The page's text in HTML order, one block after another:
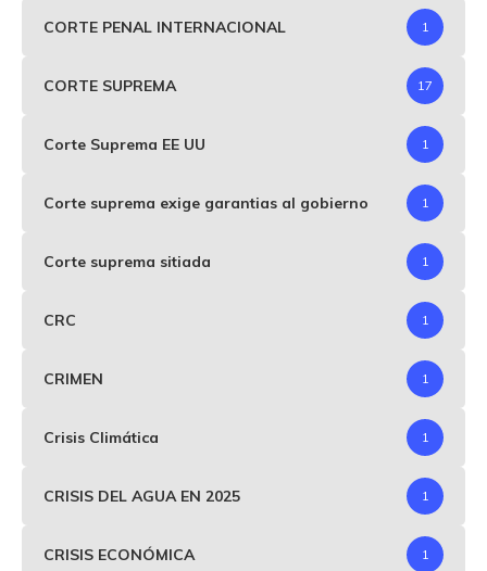
CORTE PENAL INTERNACIONAL 1
CORTE SUPREMA 17
Corte Suprema EE UU 1
Corte suprema exige garantias al gobierno 1
Corte suprema sitiada 1
CRC 1
CRIMEN 1
Crisis Climática 1
CRISIS DEL AGUA EN 2025 1
CRISIS ECONÓMICA 1